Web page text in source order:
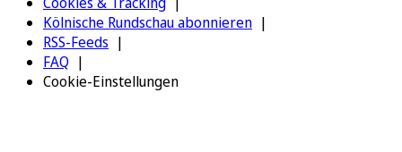
Kölnische Rundschau abonnieren
RSS-Feeds
FAQ
Cookie-Einstellungen